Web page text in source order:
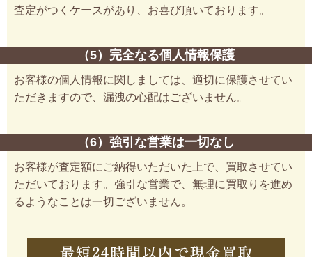
査定がつくケースがあり、お喜び頂いております。
（5）完全なる個人情報保護
お客様の個人情報に関しましては、適切に保護させてい
ただきますので、漏洩の心配はございません。
（6）強引な営業は一切なし
お客様が査定額にご納得いただいた上で、買取させてい
ただいております。強引な営業で、無理に買取りを進め
るようなことは一切ございません。